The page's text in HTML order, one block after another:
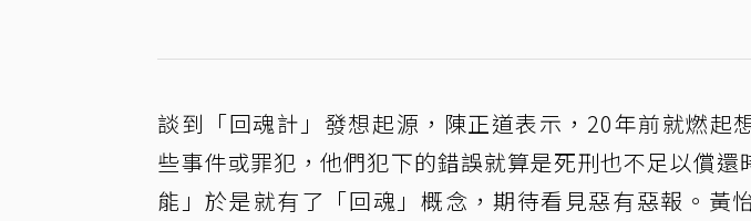
談到「回魂計」發想起源，陳正道表示，20年前就燃起
些事件或罪犯，他們犯下的錯誤就算是死刑也不足以償
能」於是就有了「回魂」概念，期待看見惡有惡報。黃